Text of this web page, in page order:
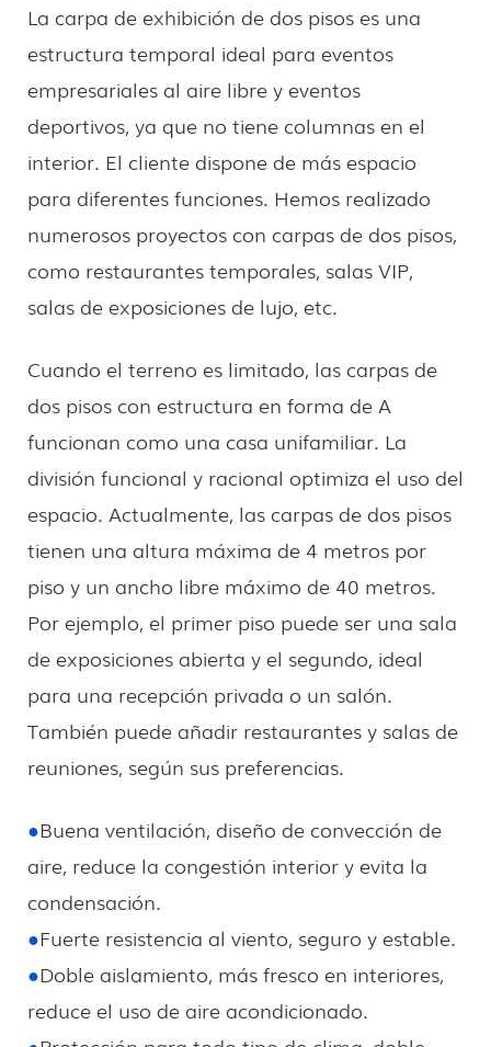
La carpa de exhibición de dos pisos es una
estructura temporal ideal para eventos
empresariales al aire libre y eventos
deportivos, ya que no tiene columnas en el
interior. El cliente dispone de más espacio
para diferentes funciones. Hemos realizado
numerosos proyectos con carpas de dos pisos,
como restaurantes temporales, salas VIP,
salas de exposiciones de lujo, etc.
Cuando el terreno es limitado, las carpas de
dos pisos con estructura en forma de A
funcionan como una casa unifamiliar. La
división funcional y racional optimiza el uso del
espacio. Actualmente, las carpas de dos pisos
tienen una altura máxima de 4 metros por
piso y un ancho libre máximo de 40 metros.
Por ejemplo, el primer piso puede ser una sala
de exposiciones abierta y el segundo, ideal
para una recepción privada o un salón.
También puede añadir restaurantes y salas de
reuniones, según sus preferencias.
●Buena ventilación, diseño de convección de
aire, reduce la congestión interior y evita la
condensación.
●Fuerte resistencia al viento, seguro y estable.
●Doble aislamiento, más fresco en interiores,
reduce el uso de aire acondicionado.